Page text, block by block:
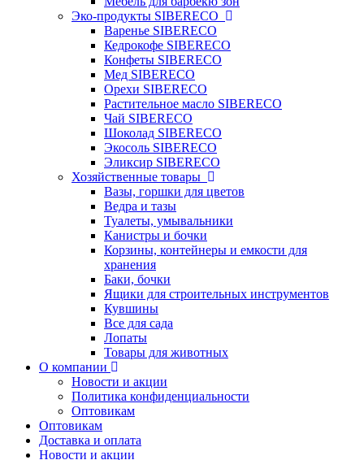
Эко-продукты SIBERECO
Варенье SIBERECO
Кедрокофе SIBERECO
Конфеты SIBERECO
Мед SIBERECO
Орехи SIBERECO
Растительное масло SIBERECO
Чай SIBERECO
Шоколад SIBERECO
Экосоль SIBERECO
Эликсир SIBERECO
Хозяйственные товары
Вазы, горшки для цветов
Ведра и тазы
Туалеты, умывальники
Канистры и бочки
Корзины, контейнеры и емкости для
хранения
Баки, бочки
Ящики для строительных инструментов
Кувшины
Все для сада
Лопаты
Товары для животных
О компании
Новости и акции
Политика конфиденциальности
Оптовикам
Оптовикам
Доставка и оплата
Новости и акции